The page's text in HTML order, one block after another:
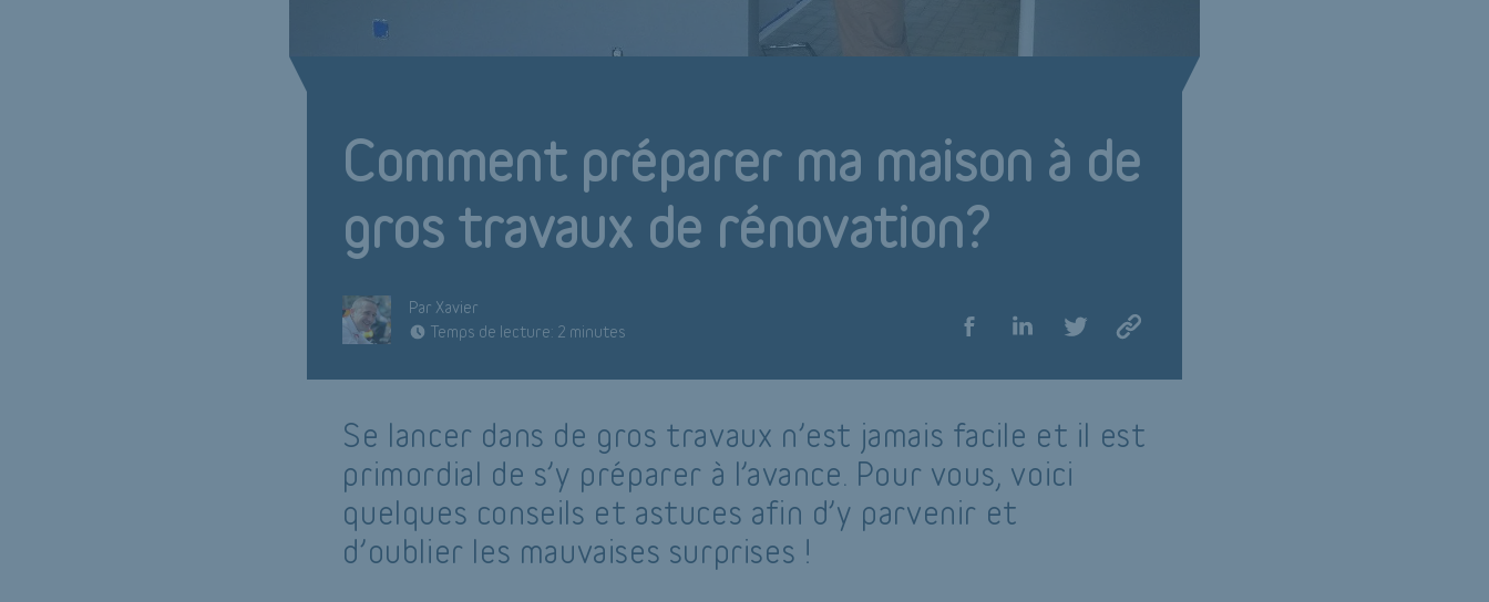
Comment préparer ma maison à de
gros travaux de rénovation?
Par Xavier
Temps de lecture: 2 minutes
Se lancer dans de gros travaux n’est jamais facile et il est
primordial de s’y préparer à l’avance. Pour vous, voici
quelques conseils et astuces afin d’y parvenir et
d’oublier les mauvaises surprises !